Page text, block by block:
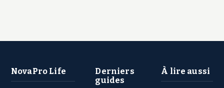
NovaPro Life
Derniers
guides
À lire aussi